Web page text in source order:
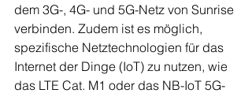
dem 3G-, 4G- und 5G-Netz von Sunrise
verbinden. Zudem ist es möglich,
spezifische Netztechnologien für das
Internet der Dinge (IoT) zu nutzen, wie
das LTE Cat. M1 oder das NB-IoT 5G-